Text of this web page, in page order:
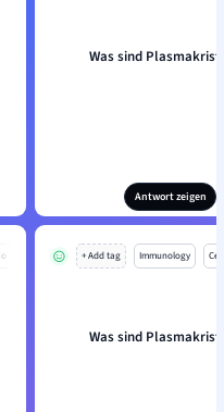
Was sind
Antwort zeigen
+ Add tag Immunology
Was sind